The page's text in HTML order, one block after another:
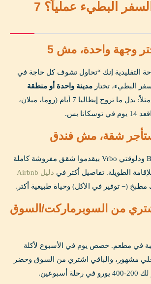
إزاي تطبق السفر البطيء عملياً؟ 7
التقليدية إنك “تحاول تشوف كل حاجة في
البطيء، تختار مدينة واحدة أو منطقة
وتركز عليها. مثلاً: بدل ما تروح إيطاليا 7 أيام (روما، ميلان،
بس.
الـ Airbnb و Booking ودلوقتي Vrbo بيقدموا شقق مفروشة كاملة
الطويلة. تفاصيل أكتر في
دليل Airbnb
مطبخ (= توفير في الأكل) وحياة طبيعية أكتر.
3: اشتري من السوبرماركت/السوق
في مطعم. خصص يوم في الأسبوع لأكلة
مشهور، والباقي اشتري من السوق وحضر